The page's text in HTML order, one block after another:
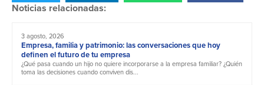
Noticias relacionadas:
3 agosto, 2026
Empresa, familia y patrimonio: las conversaciones que hoy
definen el futuro de tu empresa
¿Qué pasa cuando un hijo no quiere incorporarse a la empresa familiar? ¿Quién
toma las decisiones cuando conviven dis...